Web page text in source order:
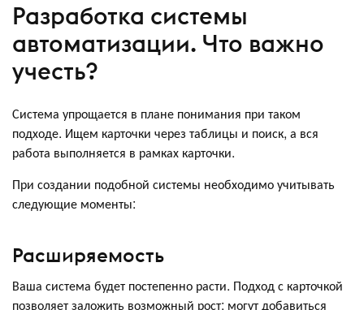
Разработка системы
автоматизации. Что важно
учесть?
Система упрощается в плане понимания при таком
подходе. Ищем карточки через таблицы и поиск, а вся
работа выполняется в рамках карточки.
При создании подобной системы необходимо учитывать
следующие моменты:
Расширяемость
Ваша система будет постепенно расти. Подход с карточкой
позволяет заложить возможный рост: могут добавиться